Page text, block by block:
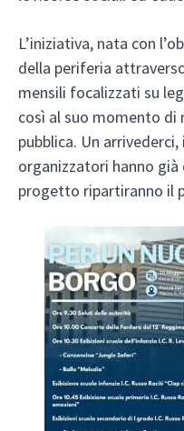
L’iniziativa, nata con
della periferia
mensili focalizzati su
così al suo momento
pubblica. Un
organizzatori hanno
progetto ripartiranno il